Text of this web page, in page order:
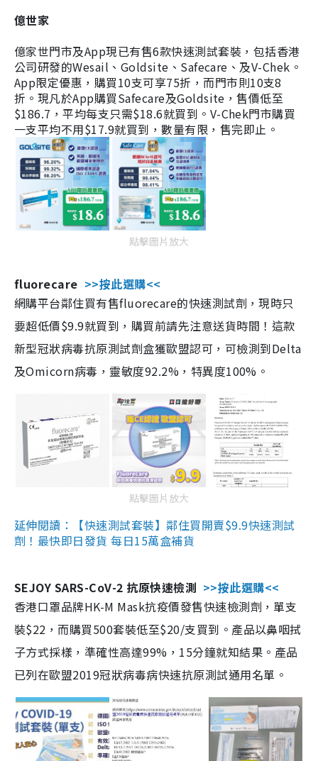
億世家
億家世門市及App現已有售6款快速測試套裝，包括香港
公司研發的Wesail、Goldsite、Safecare、及V-Chek。
App限定優惠，購買10支可享75折，而門市則10支8
折。現凡於App購買Safecare及Goldsite，售價低至
$186.7，平均每支只需$18.6就買到。V-Chek門市購買
一支平均不用$17.9就買到，數量有限，售完即止。
點擊圖片放大
fluorecare >>按此選購<<
網購平台鄰住買有售fluorecare的快速測試劑，現時只
要超低價$9.9就買到，購買前請先注意送貨時間！這款
新型冠狀病毒抗原測試劑盒獲歐盟認可，可檢測到Delta
及Omicorn病毒，靈敏度92.2%，特異度100%。
點擊圖片放大
延伸閱讀：【快速測試套裝】鄰住買開賣$9.9快速測試
劑！最快即日發貨 每日15萬盒補貨
SEJOY SARS-CoV-2 抗原快速檢測 >>按此選購<<
香港口罩品牌HK-M Mask抗疫價發售快速檢測劑，單支
裝$22，而購買500套裝低至$20/支買到。產品以鼻咽拭
子方式採樣，準確性高達99%，15分鐘就知結果。產品
已列在歐盟2019冠狀病毒病快速抗原測試通用名單。